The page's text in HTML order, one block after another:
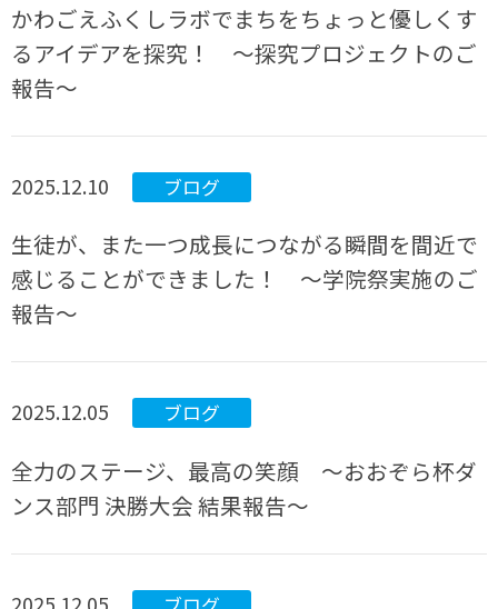
かわごえふくしラボでまちをちょっと優しくす
るアイデアを探究！ ～探究プロジェクトのご
報告～
2025.12.10 ブログ
生徒が、また一つ成長につながる瞬間を間近で
感じることができました！ ～学院祭実施のご
報告～
2025.12.05 ブログ
全力のステージ、最高の笑顔 ～おおぞら杯ダ
ンス部門 決勝大会 結果報告〜
2025.12.05